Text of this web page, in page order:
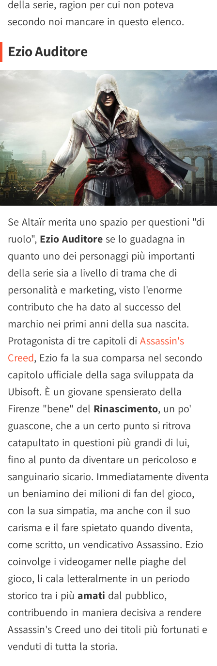
della serie, ragion per cui non poteva
secondo noi mancare in questo elenco.
Ezio Auditore
Se Altaïr merita uno spazio per questioni "di
ruolo", Ezio Auditore se lo guadagna in
quanto uno dei personaggi più importanti
della serie sia a livello di trama che di
personalità e marketing, visto l'enorme
contributo che ha dato al successo del
marchio nei primi anni della sua nascita.
Protagonista di tre capitoli di Assassin's
Creed, Ezio fa la sua comparsa nel secondo
capitolo ufficiale della saga sviluppata da
Ubisoft. È un giovane spensierato della
Firenze "bene" del Rinascimento, un po'
guascone, che a un certo punto si ritrova
catapultato in questioni più grandi di lui,
fino al punto da diventare un pericoloso e
sanguinario sicario. Immediatamente diventa
un beniamino dei milioni di fan del gioco,
con la sua simpatia, ma anche con il suo
carisma e il fare spietato quando diventa,
come scritto, un vendicativo Assassino. Ezio
coinvolge i videogamer nelle piaghe del
gioco, li cala letteralmente in un periodo
storico tra i più amati dal pubblico,
contribuendo in maniera decisiva a rendere
Assassin's Creed uno dei titoli più fortunati e
venduti di tutta la storia.